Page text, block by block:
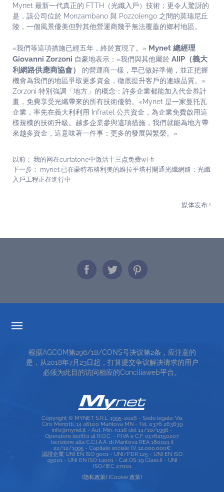
Mynet 最新一代真正的 FTTH（光纖入戶）技術；更令人驚訝的
是，該公司位於 Monzambano 與 Pozzolengo 之間的莫瑞尼丘
陵，一個風景優美但對其他營運商幾乎無法覆蓋的鄉村地區。
«我們等這項措施已經五年，終於實現了。» Mynet 總經理
Giovanni Zorzoni 自豪地表示：«我們與其他屬於 AIIP（義大
利網路供應商協會）
的營運商一樣，早已做好準備，並正把握
機會為我們的地區爭取更多資金，徹底提升客戶的連線品質。»
Zorzoni 特別強調「地方」的概念：許多企業都能加入代金券計
畫，免費享受光纖帶來的所有技術優勢。«Mynet 是一家曼托瓦
企業，率先在義大利利用 Infratel 公共資金，為企業免費啟用這
樣規模的技術升級。越多企業參與這項措施，我們就能為地方帶
來越多資金，這意味著一件事：更多的發展與繁榮。»
以前： 我的网在curtatone中激活十三点免费wi-fi
下一步： mynet 已在蒙特布格利奧的維拉平塔村開通光纖網路：光纖
入戶工程正在進行中
媒体发布
服务条款
TOP RICERCHE
根据AGCOM第296/18/CONS号决议第2条，应注意的
是，从2018年7月23日起，打算提交争议解决请求的用户
必须为此目的访问相应的Conciliaweb平台。
Copyright © MYNET S.R.L. 1995-2026 - Sede legale: Via
Ciro Menotti, 14 46100 Mantova MN - Tel. 0376 263639
info@mynet.it - Aut. Min. n.116 del 14/10/1996 -
Operatore iscritto al R.O.C. - P.IVA e C.F. 01762150207
Iscrizione alla C.C.I.A.A. di Mantova REA 180021 il
22/12/1995 - Capitale sociale I.V. 12.000.000€
認證企業 UNI EN ISO 9001 - UNI/PDR 125 - UNI EN ISO
45001 - UNI EN ISO 14001 - Cat.OS 19 Class.II - UNI
ISO/IEC 27001
[隐私政策] [Cookie 政策]